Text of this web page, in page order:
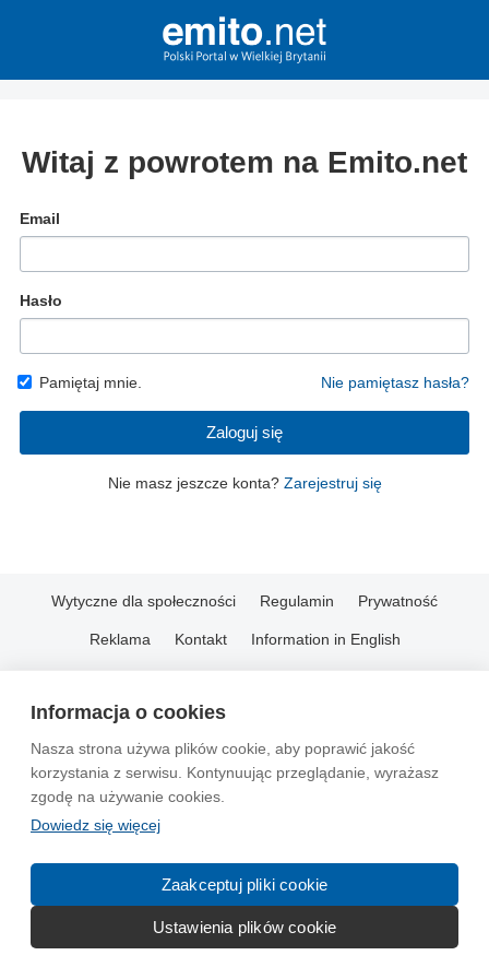
Informacja o cookies
Nasza strona używa plików cookie, aby poprawić jakość
korzystania z serwisu. Kontynuując przeglądanie, wyrażasz
zgodę na używanie cookies.
Dowiedz się więcej
Zaakceptuj pliki cookie
Ustawienia plików cookie
Witaj z powrotem na Emito.net
Email
Hasło
Pamiętaj mnie. Nie pamiętasz hasła?
Zaloguj się
Nie masz jeszcze konta? Zarejestruj się
Wytyczne dla społeczności Regulamin Prywatność
Reklama Kontakt Information in English